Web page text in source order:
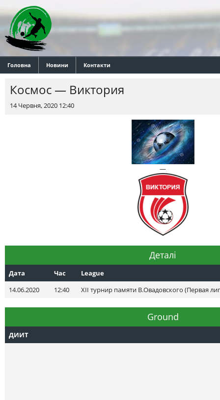
Головна Новини Контакти
Космос — Виктория
14 Червня, 2020 12:40
—
Деталі
Дата Час
League
14.06.2020
12:40 XII турнир памяти В.Овадовского (Первая
Ground
ДИИТ